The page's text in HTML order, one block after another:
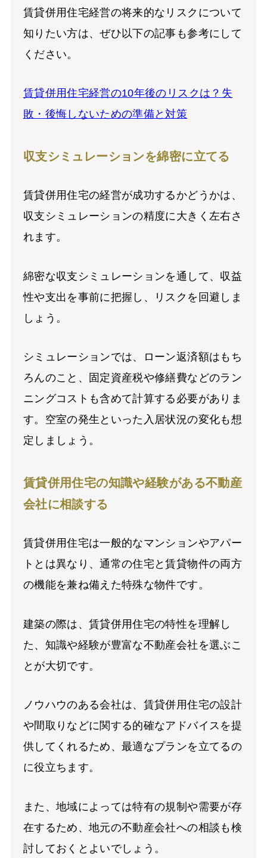
賃貸併用住宅経営の将来的なリスクについて
知りたい方は、ぜひ以下の記事も参考にして
ください。
賃貸併用住宅経営の10年後のリスクは？失
敗・後悔しないための準備と対策
収支シミュレーションを綿密に立てる
賃貸併用住宅の経営が成功するかどうかは、
収支シミュレーションの精度に大きく左右さ
れます。
綿密な収支シミュレーションを通して、収益
性や支出を事前に把握し、リスクを回避しま
しょう。
シミュレーションでは、ローン返済額はもち
ろんのこと、固定資産税や修繕費などのラン
ニングコストも含めて計算する必要がありま
す。空室の発生といった入居状況の変化も想
定しましょう。
賃貸併用住宅の知識や経験がある不動産
会社に相談する
賃貸併用住宅は一般的なマンションやアパー
トとは異なり、通常の住宅と賃貸物件の両方
の機能を兼ね備えた特殊な物件です。
建築の際は、賃貸併用住宅の特性を理解し
た、知識や経験が豊富な不動産会社を選ぶこ
とが大切です。
ノウハウのある会社は、賃貸併用住宅の設計
や間取りなどに関する的確なアドバイスを提
供してくれるため、最適なプランを立てるの
に役立ちます。
また、地域によっては特有の規制や需要が存
在するため、地元の不動産会社への相談も検
討しておくとよいでしょう。